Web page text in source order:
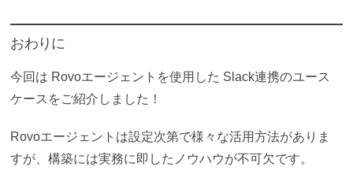
おわりに
今回は Rovoエージェントを使用した Slack連携のユース
ケースをご紹介しました！
Rovoエージェントは設定次第で様々な活用方法がありま
すが、構築には実務に即したノウハウが不可欠です。